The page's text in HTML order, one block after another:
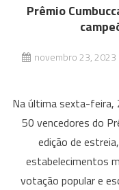
Prêmio
novembro 23, 2023
Na última sexta-feira,
50 vencedores do
edição de
estabelecimentos
votação popular e